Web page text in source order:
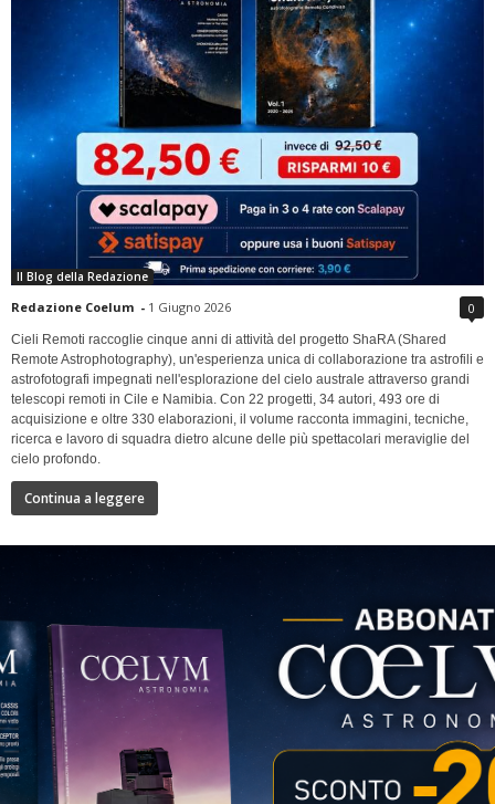
Il Blog della Redazione
Redazione Coelum - 1 Giugno 2026 0
Cieli Remoti raccoglie cinque anni di attività del progetto ShaRA (Shared
Remote Astrophotography), un'esperienza unica di collaborazione tra astrofili e
astrofotografi impegnati nell'esplorazione del cielo australe attraverso grandi
telescopi remoti in Cile e Namibia. Con 22 progetti, 34 autori, 493 ore di
acquisizione e oltre 330 elaborazioni, il volume racconta immagini, tecniche,
ricerca e lavoro di squadra dietro alcune delle più spettacolari meraviglie del
cielo profondo.
Continua a leggere